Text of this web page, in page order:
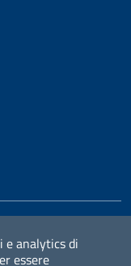
e analytics di
essere